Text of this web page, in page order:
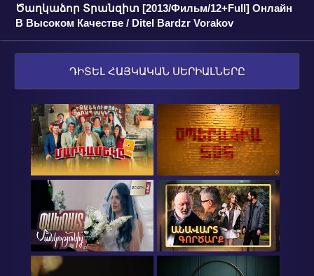
Ծաղկաձոր Տրանզիտ [2013/Фильм/12+Full] Онлайн
В Высоком Качестве / Ditel Bardzr Vorakov
ԴԻՏԵԼ ՀԱՅԿԱԿԱՆ ՍԵՐԻԱԼՆԵՐԸ